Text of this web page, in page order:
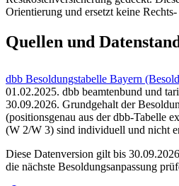
Orientierung und ersetzt keine
Quellen und
dbb Besoldungstabelle Bayern
01.02.2025. dbb beamtenbund und
30.09.2026. Grundgehalt der
(positionsgenau aus der dbb-Tabelle
(W 2/W 3) sind individuell und nicht
Diese Datenversion gilt bis
die nächste Besoldungsanpassung